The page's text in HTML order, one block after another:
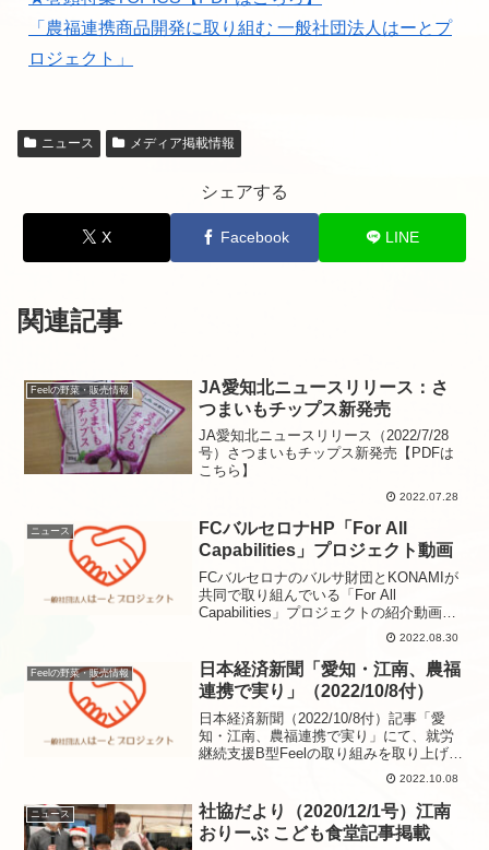
「農福連携商品開発に取り組む 一般社団法人はーとプ
ロジェクト」
ニュース メディア掲載情報
シェアする
X Facebook LINE
関連記事
Feelの野菜・販売情報
JA愛知北ニュースリリース：さ
つまいもチップス新発売
JA愛知北ニュースリリース（2022/7/28
号）さつまいもチップス新発売【PDFは
こちら】
2022.07.28
ニュース
FCバルセロナHP「For All
Capabilities」プロジェクト動画
FCバルセロナのバルサ財団とKONAMIが
共同で取り組んでいる「For All
Capabilities」プロジェクトの紹介動画
で、当社フットサルスクールISHF（アイ
シフ）の活動を取材・撮影していただき
ました。
2022.08.30
Feelの野菜・販売情報
日本経済新聞「愛知・江南、農福
連携で実り」（2022/10/8付）
日本経済新聞（2022/10/8付）記事「愛
知・江南、農福連携で実り」にて、就労
継続支援B型Feelの取り組みを取り上げて
いただきました。【PDFはこちら】2022.10.08
ニュース
社協だより（2020/12/1号）江南
おりーぶ こども食堂記事掲載